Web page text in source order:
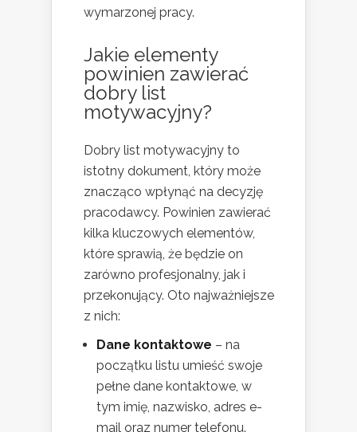
wymarzonej pracy.
Jakie elementy
powinien zawierać
dobry list
motywacyjny?
Dobry list motywacyjny to
istotny dokument, który może
znacząco wpłynąć na decyzję
pracodawcy. Powinien zawierać
kilka kluczowych elementów,
które sprawią, że będzie on
zarówno profesjonalny, jak i
przekonujący. Oto najważniejsze
z nich:
Dane kontaktowe – na
początku listu umieść swoje
pełne dane kontaktowe, w
tym imię, nazwisko, adres e-
mail oraz numer telefonu.